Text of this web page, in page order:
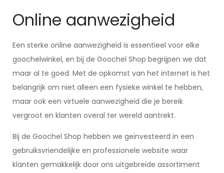
Online aanwezigheid
Een sterke online aanwezigheid is essentieel voor elke
goochelwinkel, en bij de Goochel Shop begrijpen we dat
maar al te goed. Met de opkomst van het internet is het
belangrijk om niet alleen een fysieke winkel te hebben,
maar ook een virtuele aanwezigheid die je bereik
vergroot en klanten overal ter wereld aantrekt.
Bij de Goochel Shop hebben we geïnvesteerd in een
gebruiksvriendelijke en professionele website waar
klanten gemakkelijk door ons uitgebreide assortiment